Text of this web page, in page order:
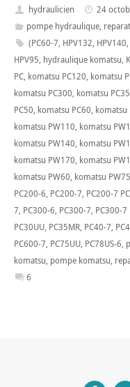
hydraulicien
24
pompe hydraulique,
(PC60-7, HPV132, HPV140,
HPV95, hydraulique komatsu,
PC, komatsu PC120, komatsu
komatsu PC300, komatsu PC35
PC50, komatsu PC60, komatsu
komatsu PW110, komatsu
komatsu PW140, komatsu
komatsu PW170, komatsu
komatsu PW60, komatsu PW75
PC200-6, PC200-7, PC200-7
7, PC300-6, PC300-7, PC300-7
PC30UU, PC35MR, PC40-7,
PC600-7, PC75UU, PC78US-6,
komatsu, pompe komatsu,
6